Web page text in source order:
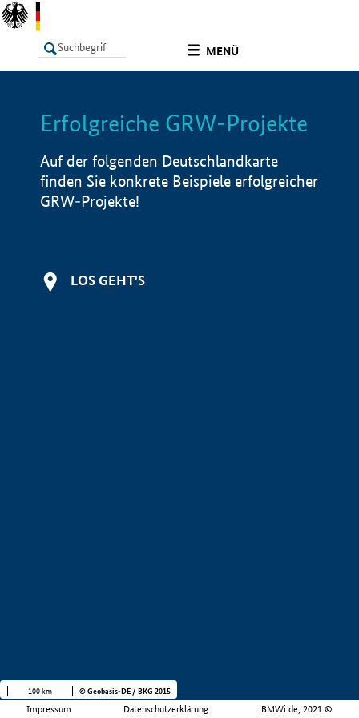
MENÜ
LISTE Info
Erfolgreiche GRW-Projekte
Auf der folgenden Deutschlandkarte
finden Sie konkrete Beispiele erfolgreicher
GRW-Projekte!
LOS GEHT'S
Impressum Datenschutzerklärung BMWi.de, 2021 ©
100 km © Geobasis-DE / BKG 2015